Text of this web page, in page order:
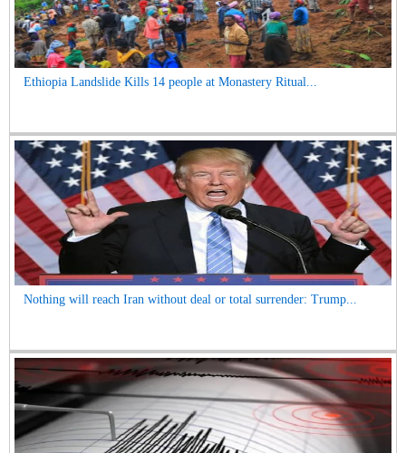
Ethiopia Landslide Kills 14 people at Monastery Ritual...
Nothing will reach Iran without deal or total surrender: Trump...